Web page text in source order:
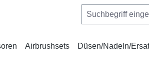
Airbrushsets Düsen/Nadeln/